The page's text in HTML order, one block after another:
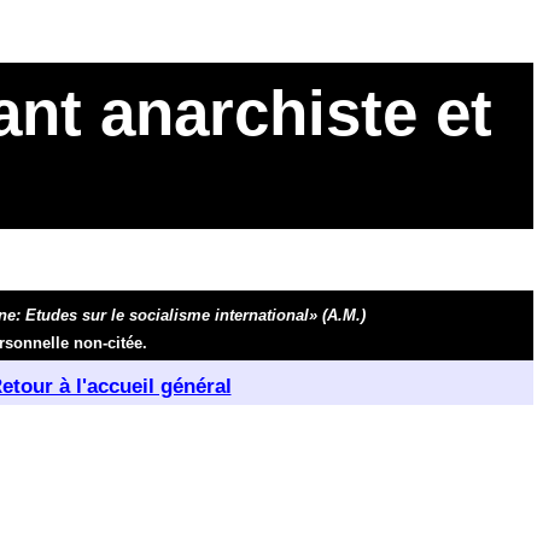
anarchiste et
Etudes sur le socialisme international» (A.M.)
non-citée.
à l'accueil général